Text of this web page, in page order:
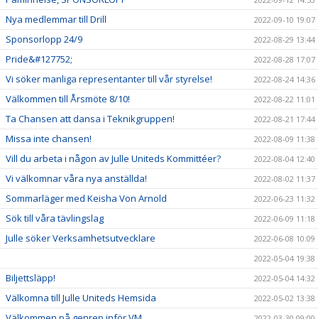
Nya medlemmar till Drill 2022-09-10 19:07
Sponsorlopp 24/9 2022-08-29 13:44
Pride&#127752; 2022-08-28 17:07
Vi söker manliga representanter till vår styrelse! 2022-08-24 14:36
Välkommen till Årsmöte 8/10! 2022-08-22 11:01
Ta Chansen att dansa i Teknikgruppen! 2022-08-21 17:44
Missa inte chansen! 2022-08-09 11:38
Vill du arbeta i någon av Julle Uniteds Kommittéer? 2022-08-04 12:40
Vi välkomnar våra nya anställda! 2022-08-02 11:37
Sommarläger med Keisha Von Arnold 2022-06-23 11:32
Sök till våra tävlingslag 2022-06-09 11:18
Julle söker Verksamhetsutvecklare
2022-06-08 10:09
2022-05-04 19:38
Biljettsläpp! 2022-05-04 14:32
Välkomna till Julle Uniteds Hemsida 2022-05-02 13:38